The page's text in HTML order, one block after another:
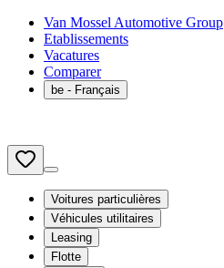
Van Mossel Automotive Group
Etablissements
Vacatures
Comparer
be - Français
Voitures particulières
Véhicules utilitaires
Leasing
Flotte